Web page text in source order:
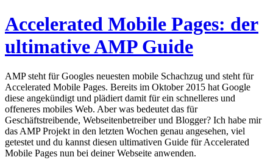
Accelerated Mobile Pages: der
ultimative AMP Guide
AMP steht für Googles neuesten mobile Schachzug und steht für
Accelerated Mobile Pages. Bereits im Oktober 2015 hat Google
diese angekündigt und plädiert damit für ein schnelleres und
offeneres mobiles Web. Aber was bedeutet das für
Geschäftstreibende, Webseitenbetreiber und Blogger? Ich habe mir
das AMP Projekt in den letzten Wochen genau angesehen, viel
getestet und du kannst diesen ultimativen Guide für Accelerated
Mobile Pages nun bei deiner Webseite anwenden.